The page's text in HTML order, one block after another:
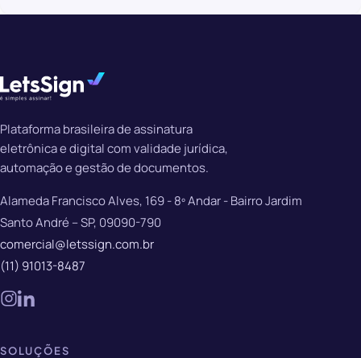
Plataforma brasileira de assinatura
eletrônica e digital com validade jurídica,
automação e gestão de documentos.
Alameda Francisco Alves, 169 - 8º Andar - Bairro Jardim
Santo André – SP, 09090-790
comercial@letssign.com.br
(11) 91013-8487
SOLUÇÕES